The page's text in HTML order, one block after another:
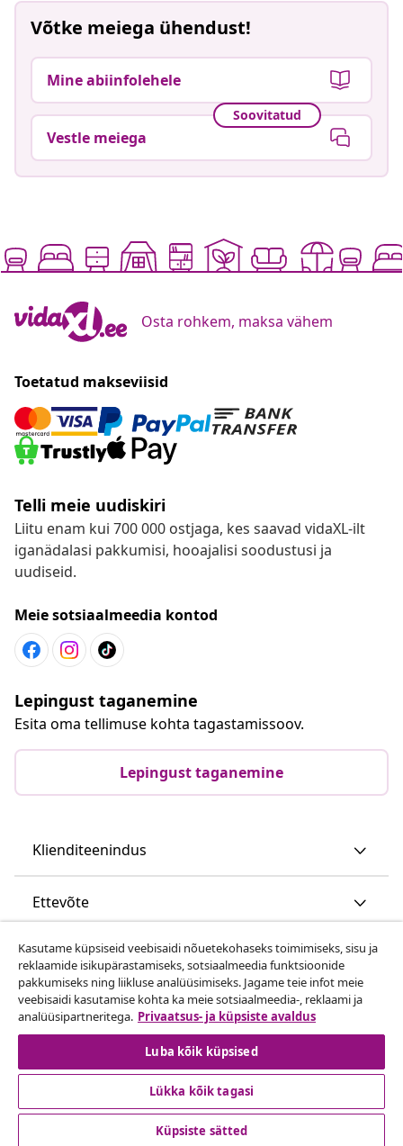
Võtke meiega ühendust!
Mine abiinfolehele
Soovitatud
Vestle meiega
Osta rohkem, maksa vähem
Toetatud makseviisid
Telli meie uudiskiri
Liitu enam kui 700 000 ostjaga, kes saavad vidaXL-ilt
iganädalasi pakkumisi, hooajalisi soodustusi ja
uudiseid.
Meie sotsiaalmeedia kontod
Lepingust taganemine
Esita oma tellimuse kohta tagastamissoov.
Lepingust taganemine
Klienditeenindus
Ettevõte
vidaXL
Vaata rohkem
Kasutame küpsiseid veebisaidi nõuetekohaseks toimimiseks, sisu ja
reklaamide isikupärastamiseks, sotsiaalmeedia funktsioonide
pakkumiseks ning liikluse analüüsimiseks. Jagame teie infot meie
veebisaidi kasutamise kohta ka meie sotsiaalmeedia-, reklaami ja
analüüsipartneritega. Privaatsus- ja küpsiste avaldus
Luba kõik küpsised
Lükka kõik tagasi
Küpsiste sätted